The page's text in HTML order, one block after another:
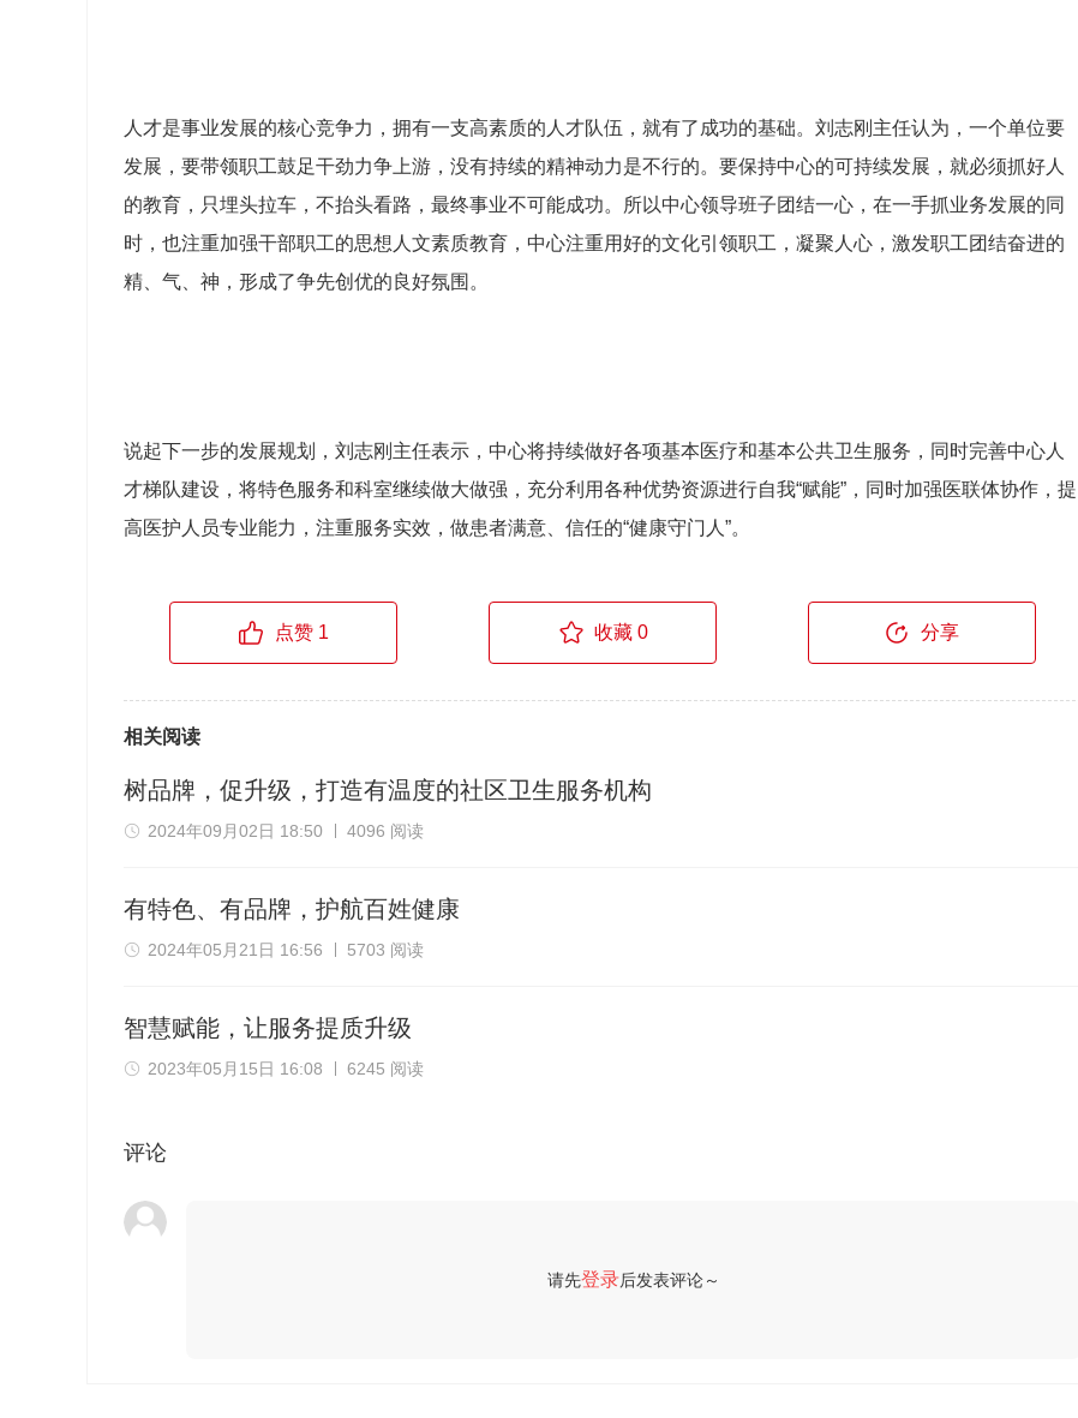
人才是事业发展的核心竞争力，拥有一支高素质的人才队伍，就有了成功的基础。刘志刚主任认为，一个单位要
发展，要带领职工鼓足干劲力争上游，没有持续的精神动力是不行的。要保持中心的可持续发展，就必须抓好人
的教育，只埋头拉车，不抬头看路，最终事业不可能成功。所以中心领导班子团结一心，在一手抓业务发展的同
时，也注重加强干部职工的思想人文素质教育，中心注重用好的文化引领职工，凝聚人心，激发职工团结奋进的
精、气、神，形成了争先创优的良好氛围。
说起下一步的发展规划，刘志刚主任表示，中心将持续做好各项基本医疗和基本公共卫生服务，同时完善中心人
才梯队建设，将特色服务和科室继续做大做强，充分利用各种优势资源进行自我“赋能”，同时加强医联体协作，提
高医护人员专业能力，注重服务实效，做患者满意、信任的“健康守门人”。
点赞 1 收藏 0 分享
相关阅读
树品牌，促升级，打造有温度的社区卫生服务机构
2024年09月02日 18:50 4096 阅读
有特色、有品牌，护航百姓健康
2024年05月21日 16:56 5703 阅读
智慧赋能，让服务提质升级
2023年05月15日 16:08 6245 阅读
评论
请先登录后发表评论～